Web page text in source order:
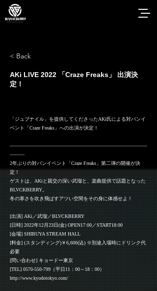
< Back
AKi LIVE 2022 「Craze Freaks」 出演決
定！
「ジュブナイル」を提供してくださったAKi氏による対バンイ
ベント「Craze Freaks」への出演が決定！
————————————————————————————
———
2年ぶりの対バンイベント「Craze Freaks」第二弾の開催が決
定！
ゲストは、AKiと親交の深い武瑠と、楽曲提供で話題となった
BLVCKBERRY。
冬の寒さを吹き飛ばすアツい空間をその身に体感せよ！
[出演] AKi／武瑠／BLVCKBERRY
[日時] 2022年12月23日(金) OPEN17:00／START18:00
[会場] SHIBUYA STREAM HALL
[料金] (スタンディング)￥6,600(込) ※別途入場時にドリンク代
必要
[問い合わせ] キョードー東京
[TEL] 0570-550-799 （平日11：00～18：00）
http://www.kyodotokyo.com/